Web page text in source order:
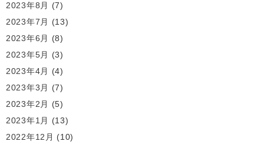
2023年8月
(7)
2023年7月
(13)
2023年6月
(8)
2023年5月
(3)
2023年4月
(4)
2023年3月
(7)
2023年2月
(5)
2023年1月
(13)
2022年12月 (10)